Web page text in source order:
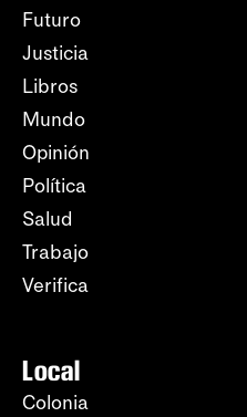
Futuro
Justicia
Libros
Mundo
Opinión
Política
Salud
Trabajo
Verifica
Local
Colonia